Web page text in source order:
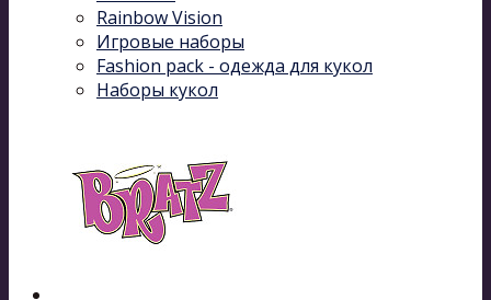
Rainbow Vision
Игровые наборы
Fashion pack - одежда для кукол
Наборы кукол